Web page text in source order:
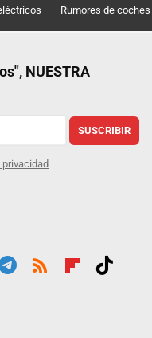
Rumores de coches
NUESTRA
SUSCRIBIR